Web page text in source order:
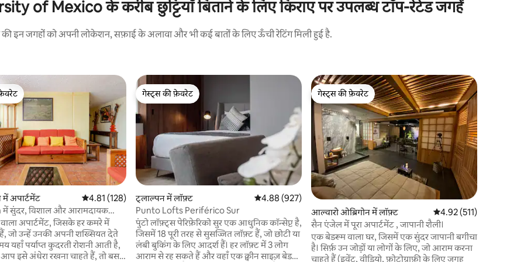
of Mexico के करीब छुट्टियाँ बिताने के लिए किराए पर उपलब्ध टॉप-रेटेड जगहें
इन जगहों को अपनी लोकेशन, सफ़ाई के अलावा और भी कई बातों के लिए ऊँची रेटिंग मिली हुई है.
अपार्टमेंट औसत रेटिंग 5 में से 4.81, 128 समीक्षाएँ
4.81 (128)
सुंदर, विशाल और आरामदायक
वाला अपार्टमेंट, जिसके हर कमरे में
जो उन्हें उनकी अपनी शख्सियत देते
यहाँ पर्याप्त कुदरती रोशनी आती है,
इसे अंधेरा रखना चाहते हैं, तो बस
गेस्ट्स की फ़ेवरेट
गेस्ट्स की फ़ेवरेट
ट्लाल्पन में लॉफ़्ट औसत रेटिंग 5 में से 4.88, 927 समीक्षाएँ
4.88 (927)
Punto Lofts Periférico Sur
पुंटो लॉफ़्ट्स पेरिफ़ेरिको सुर एक आधुनिक कॉन्सेप्ट है,
जिसमें 18 पूरी तरह से सुसज्जित लॉफ़्ट हैं, जो छोटी या
लंबी बुकिंग के लिए आदर्श हैं। हर लॉफ़्ट में 3 लोग
आराम से रह सकते हैं और वहाँ एक क्वीन साइज़ बेड
गेस्ट्स की फ़ेवरेट
गेस्ट्स की फ़ेवरेट
आल्वारो ओब्रिगोन में लॉफ़्ट औसत रेटिंग 5 में से 4.92,
4.92 (511)
सैन एंजेल में पूरा अपार्टमेंट , जापानी शैली।
एक बेडरूम वाला घर, जिसमें एक सुंदर जापानी बगीचा
है। सिर्फ़ उन जोड़ों या लोगों के लिए, जो आराम करना
चाहते हैं (इवेंट, वीडियो, फ़ोटोग्राफ़ी के लिए जगह